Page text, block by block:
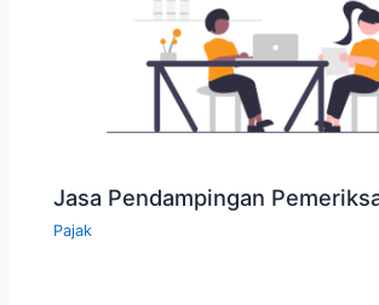
Jasa Pendampingan
Pajak